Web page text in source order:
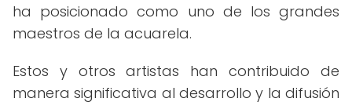
ha posicionado como uno de los grandes
maestros de la acuarela.
Estos y otros artistas han contribuido de
manera significativa al desarrollo y la difusión